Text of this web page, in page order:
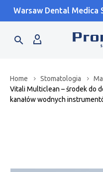
Warsaw Dental Medica
Home Stomatologia
Vitali Multiclean – środek do
kanałów wodnych